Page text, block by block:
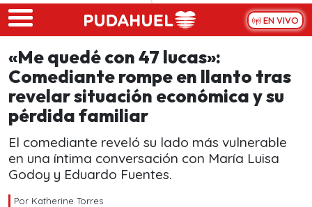
Skip to main content
EN VIVO
«Me quedé con 47 lucas»:
Comediante rompe en llanto tras
revelar situación económica y su
pérdida familiar
El comediante reveló su lado más vulnerable
en una íntima conversación con María Luisa
Godoy y Eduardo Fuentes.
Por Katherine Torres